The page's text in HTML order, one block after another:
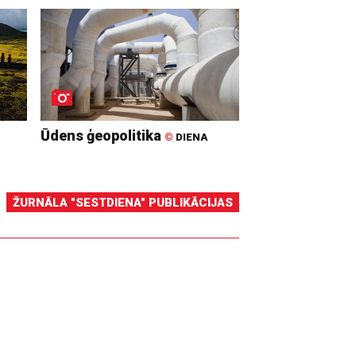
Ūdens ģeopolitika © DIENA
ŽURNĀLA "SESTDIENA" PUBLIKĀCIJAS